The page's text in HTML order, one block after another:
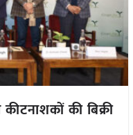
की बिक्री